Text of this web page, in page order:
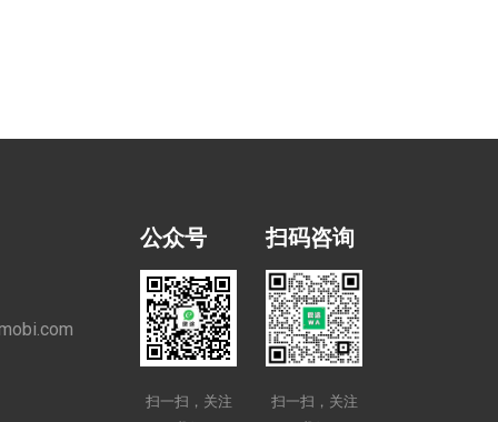
公众号
扫一扫，关注
扫码咨询
扫一扫，关注